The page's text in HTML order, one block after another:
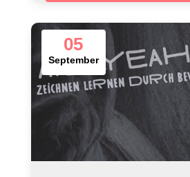
05
September